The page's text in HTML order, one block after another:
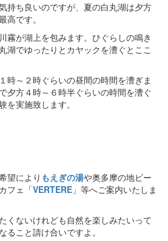
持ち良いのですが、夏の白丸湖は夕方
高です。
霧が湖上を包みます。ひぐらしの鳴き
湖でゆったりとカヤックを漕ぐとここ
時～２時ぐらいの昼間の時間を漕ぎま
夕方４時～６時半ぐらいの時間を漕ぐ
を実施致します。
望により もえぎの湯や奥多摩の地ビー
フェ「VERTERE 」等へご案内いたしま
くないけれども自然を楽しみたいって
ること請け合いですよ。